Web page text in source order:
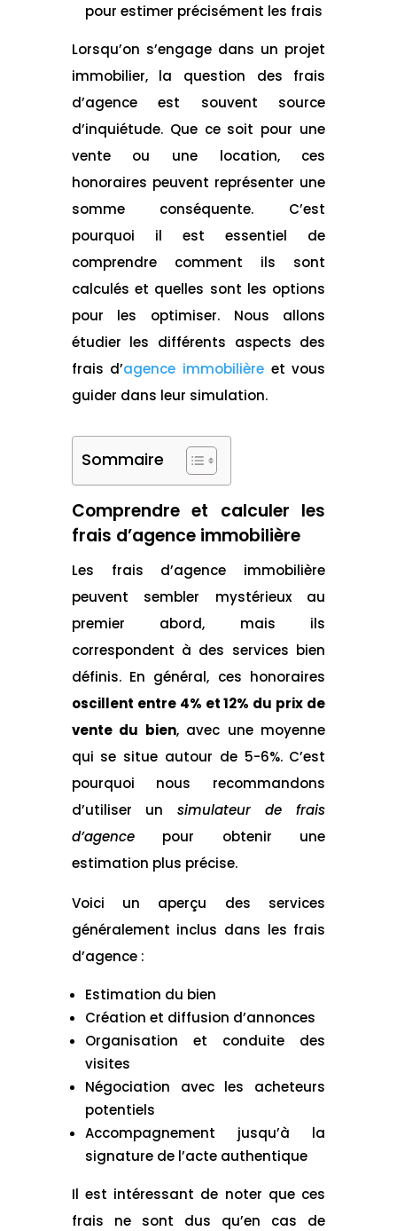
pour estimer précisément les frais
Lorsqu’on s’engage dans un projet
immobilier, la question des frais
d’agence est souvent source
d’inquiétude. Que ce soit pour une
vente ou une location, ces
honoraires peuvent représenter une
somme conséquente. C’est
pourquoi il est essentiel de
comprendre comment ils sont
calculés et quelles sont les options
pour les optimiser. Nous allons
étudier les différents aspects des
frais d’agence immobilière et vous
guider dans leur simulation.
Sommaire
Comprendre et calculer les
frais d’agence immobilière
Les frais d’agence immobilière
peuvent sembler mystérieux au
premier abord, mais ils
correspondent à des services bien
définis. En général, ces honoraires
oscillent entre 4% et 12% du prix de
vente du bien, avec une moyenne
qui se situe autour de 5-6%. C’est
pourquoi nous recommandons
d’utiliser un simulateur de frais
d’agencepour obtenir une
estimation plus précise.
Voici un aperçu des services
généralement inclus dans les frais
d’agence :
Estimation du bien
Création et diffusion d’annonces
Organisation et conduite des
visites
Négociation avec les acheteurs
potentiels
Accompagnement jusqu’à la
signature de l’acte authentique
Il est intéressant de noter que ces
frais ne sont dus qu’en cas de